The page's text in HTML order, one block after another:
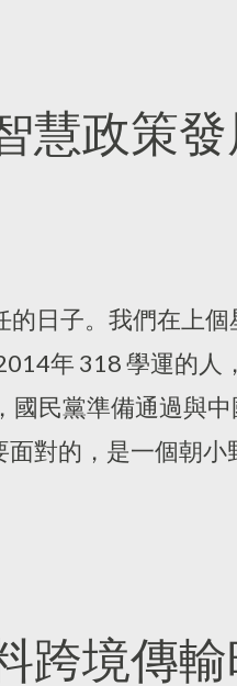
歲的時候，「翻譯
字。第二台是
書籍，我還是習慣
得，所以我還是購
產品後，就開起閱
的彩色電子閱讀
需要的外文書籍，
軟體介面整合的不
勤時閱讀短文。
查，在 4 月時就有
算法系統。 韓國 韓
不會輸給台灣政府
不同。談到「數位
在聯合國電子化政
在評比結果裡都是
度時，也會讓我為
(MSIT)在 2022年公
在 2023年 8 月時，
慧政策
的日子。我們在上
年 318 學運的人
民黨準備通過與
對的，是一個朝小
行動創新的AI內閣
跨境傳